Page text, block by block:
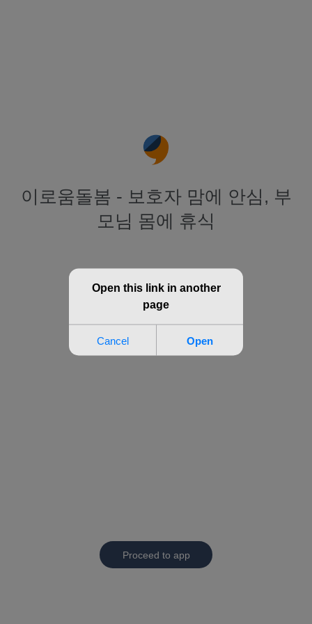
이로움돌봄 - 보호자 맘에 안심, 부
모님 몸에 휴식
Proceed to app